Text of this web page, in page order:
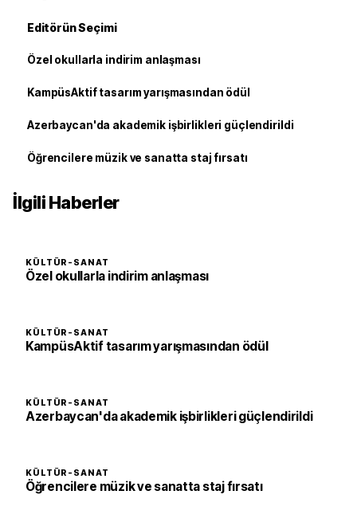
Editörün Seçimi
Özel okullarla indirim anlaşması
KampüsAktif tasarım yarışmasından ödül
Azerbaycan'da akademik işbirlikleri güçlendirildi
Öğrencilere müzik ve sanatta staj fırsatı
İlgili Haberler
KÜLTÜR-SANAT
Özel okullarla indirim anlaşması
KÜLTÜR-SANAT
KampüsAktif tasarım yarışmasından ödül
KÜLTÜR-SANAT
Azerbaycan'da akademik işbirlikleri güçlendirildi
KÜLTÜR-SANAT
Öğrencilere müzik ve sanatta staj fırsatı